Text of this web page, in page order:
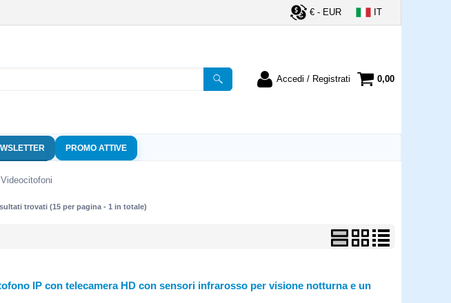
€ - EUR IT
Accedi / Registrati
nome utente e la password e poi
clicca sul pulsante "Accedi"
Password:
0,00
PROMO ATTIVE
Videocitofoni
trovati (15 per pagina - 1 in totale)
IP con telecamera HD con sensori infrarosso per visione notturna e un